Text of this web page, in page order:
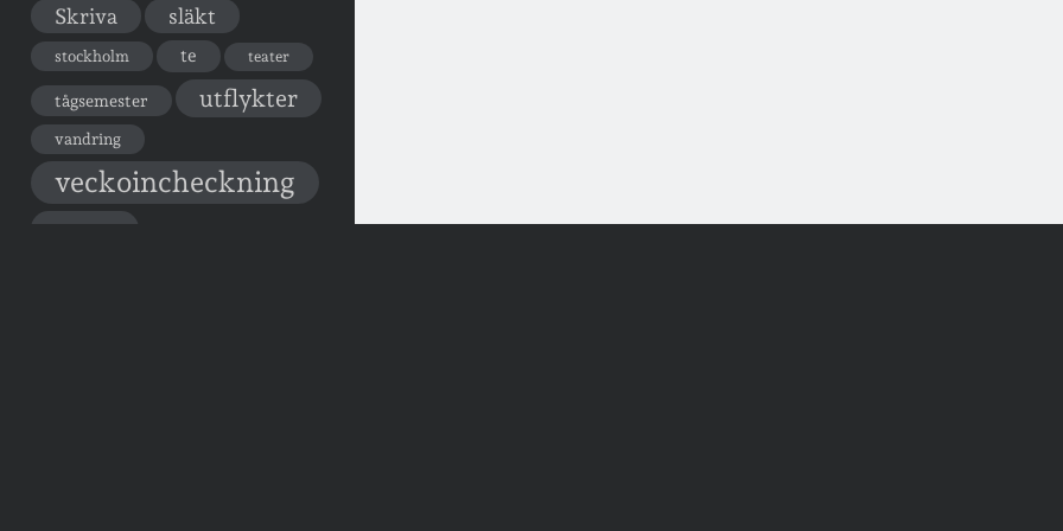
Skriva släkt
stockholm te teater
tågsemester utflykter
vandring
veckoincheckning
vegan